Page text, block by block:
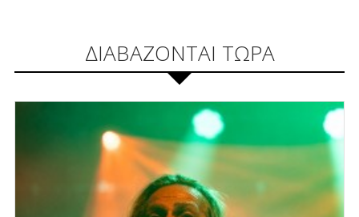
ΔΙΑΒΑΖΟΝΤΑΙ ΤΩΡΑ